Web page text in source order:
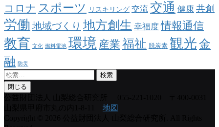
コロナ スポーツ リスキリング 交流 交通 健康 共創
労働 地域づくり 地方創生 幸福度 情報通信
教育 文化 燃料電池 環境 産業 福祉 脱炭素 観光金
融
防災
検
索:閉じる
地図